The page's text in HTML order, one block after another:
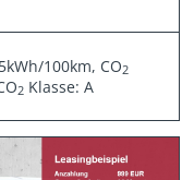
100km, CO2
2 Klasse: A